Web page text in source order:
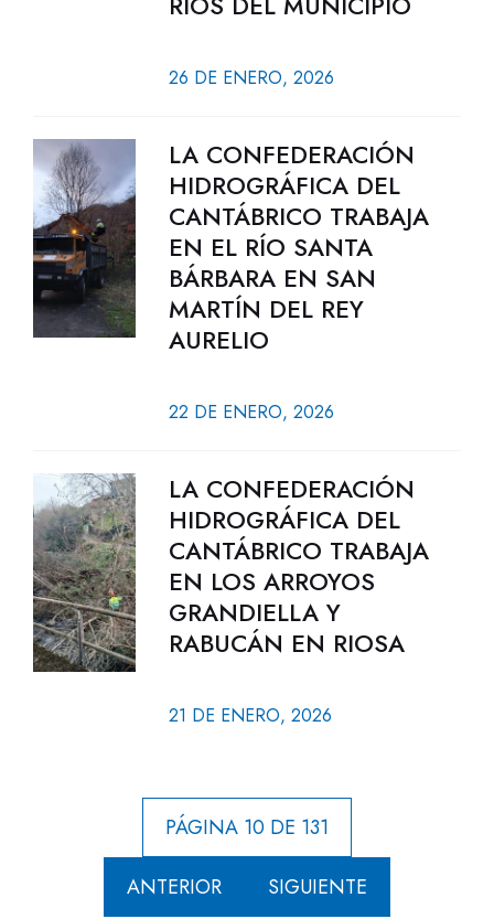
26 DE ENERO, 2026
LA CONFEDERACIÓN
HIDROGRÁFICA DEL
CANTÁBRICO TRABAJA
EN EL RÍO SANTA
BÁRBARA EN SAN
MARTÍN DEL REY
AURELIO
22 DE ENERO, 2026
LA CONFEDERACIÓN
HIDROGRÁFICA DEL
CANTÁBRICO TRABAJA
EN LOS ARROYOS
GRANDIELLA Y
RABUCÁN EN RIOSA
21 DE ENERO, 2026
PÁGINA 10 DE 131
ANTERIOR SIGUIENTE